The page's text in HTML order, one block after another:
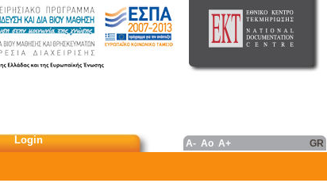
Login A- Ao A+ GR